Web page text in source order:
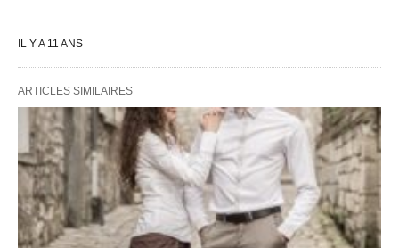
IL Y A 11 ANS
ARTICLES SIMILAIRES